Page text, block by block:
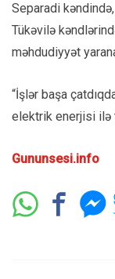
Separadi
Tükəvilə
məhdudiyyət
“İşlər başa
elektrik enerjisi ilə
Gununsesi.info